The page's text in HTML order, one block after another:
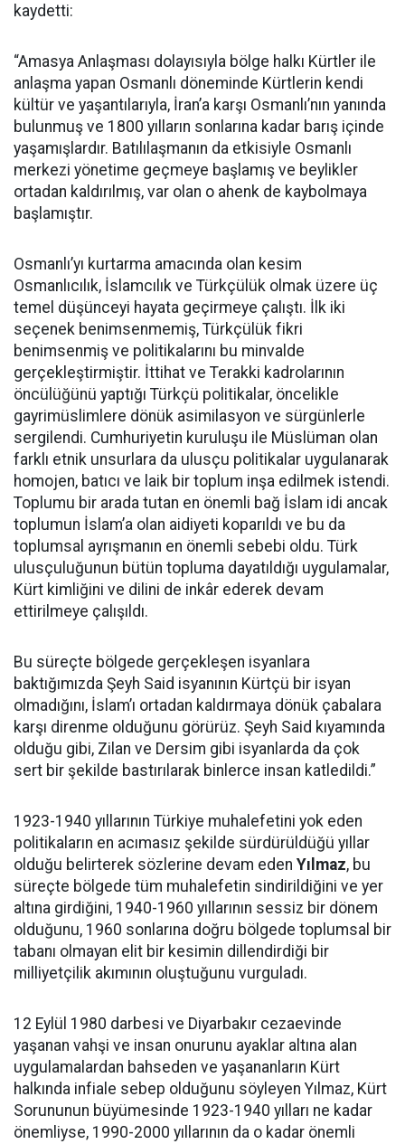
kaydetti:
“Amasya Anlaşması dolayısıyla bölge halkı Kürtler ile
anlaşma yapan Osmanlı döneminde Kürtlerin kendi
kültür ve yaşantılarıyla, İran’a karşı Osmanlı’nın yanında
bulunmuş ve 1800 yılların sonlarına kadar barış içinde
yaşamışlardır. Batılılaşmanın da etkisiyle Osmanlı
merkezi yönetime geçmeye başlamış ve beylikler
ortadan kaldırılmış, var olan o ahenk de kaybolmaya
başlamıştır.
Osmanlı’yı kurtarma amacında olan kesim
Osmanlıcılık, İslamcılık ve Türkçülük olmak üzere üç
temel düşünceyi hayata geçirmeye çalıştı. İlk iki
seçenek benimsenmemiş, Türkçülük fikri
benimsenmiş ve politikalarını bu minvalde
gerçekleştirmiştir. İttihat ve Terakki kadrolarının
öncülüğünü yaptığı Türkçü politikalar, öncelikle
gayrimüslimlere dönük asimilasyon ve sürgünlerle
sergilendi. Cumhuriyetin kuruluşu ile Müslüman olan
farklı etnik unsurlara da ulusçu politikalar uygulanarak
homojen, batıcı ve laik bir toplum inşa edilmek istendi.
Toplumu bir arada tutan en önemli bağ İslam idi ancak
toplumun İslam’a olan aidiyeti koparıldı ve bu da
toplumsal ayrışmanın en önemli sebebi oldu. Türk
ulusçuluğunun bütün topluma dayatıldığı uygulamalar,
Kürt kimliğini ve dilini de inkâr ederek devam
ettirilmeye çalışıldı.
Bu süreçte bölgede gerçekleşen isyanlara
baktığımızda Şeyh Said isyanının Kürtçü bir isyan
olmadığını, İslam’ı ortadan kaldırmaya dönük çabalara
karşı direnme olduğunu görürüz. Şeyh Said kıyamında
olduğu gibi, Zilan ve Dersim gibi isyanlarda da çok
sert bir şekilde bastırılarak binlerce insan katledildi.”
1923-1940 yıllarının Türkiye muhalefetini yok eden
politikaların en acımasız şekilde sürdürüldüğü yıllar
olduğu belirterek sözlerine devam eden Yılmaz, bu
süreçte bölgede tüm muhalefetin sindirildiğini ve yer
altına girdiğini, 1940-1960 yıllarının sessiz bir dönem
olduğunu, 1960 sonlarına doğru bölgede toplumsal bir
tabanı olmayan elit bir kesimin dillendirdiği bir
milliyetçilik akımının oluştuğunu vurguladı.
12 Eylül 1980 darbesi ve Diyarbakır cezaevinde
yaşanan vahşi ve insan onurunu ayaklar altına alan
uygulamalardan bahseden ve yaşananların Kürt
halkında infiale sebep olduğunu söyleyen Yılmaz, Kürt
Sorununun büyümesinde 1923-1940 yılları ne kadar
önemliyse, 1990-2000 yıllarının da o kadar önemli